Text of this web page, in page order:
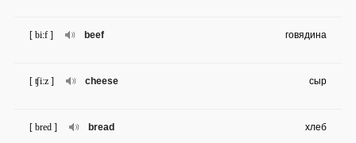
beef
[ bi:f ] говядина
cheese
[ ʧi:z ] сыр
bread
[ bred ] хлеб